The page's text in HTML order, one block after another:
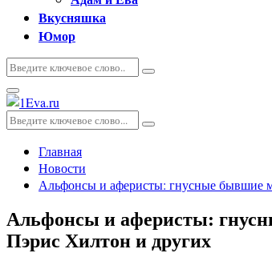
Вкусняшка
Юмор
Искать:
Поиск
Основное
меню
Искать:
Поиск
Главная
Новости
Альфонсы и аферисты: гнусные
Альфонсы и аферисты:
Пэрис Хилтон и других